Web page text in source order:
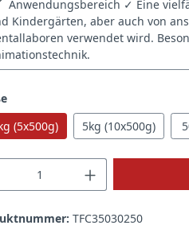
Anwendungsbereich ✓ Eine
Kindergärten, aber auch von
verwendet wird.
auswählen
(5x500g)
5kg (10x500g)
Anzahl: Gib
TFC35030250